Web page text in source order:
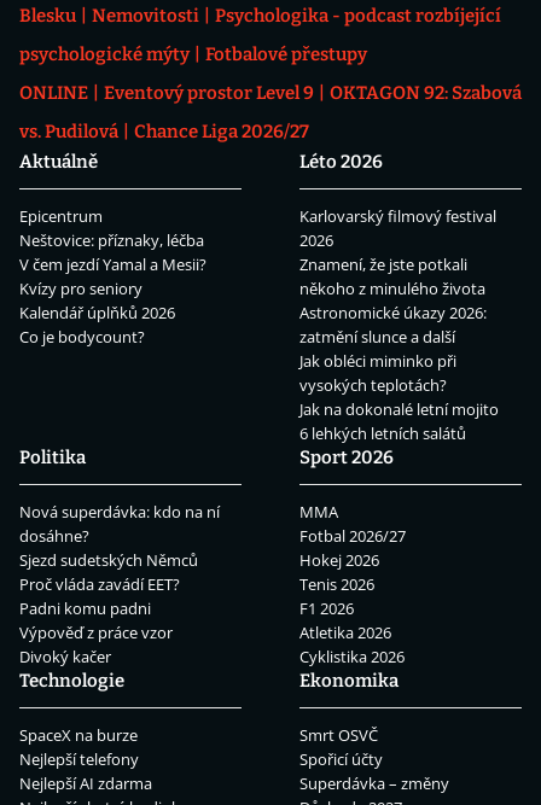
Blesku
Nemovitosti
Psychologika - podcast rozbíjející
psychologické mýty
Fotbalové přestupy
ONLINE
Eventový prostor Level 9
OKTAGON 92: Szabová
vs. Pudilová
Chance Liga 2026/27
Aktuálně
Epicentrum
Neštovice: příznaky, léčba
V čem jezdí Yamal a Mesii?
Kvízy pro seniory
Kalendář úplňků 2026
Co je bodycount?
Léto 2026
Karlovarský filmový festival
2026
Znamení, že jste potkali
někoho z minulého života
Astronomické úkazy 2026:
zatmění slunce a další
Jak obléci miminko při
vysokých teplotách?
Jak na dokonalé letní mojito
6 lehkých letních salátů
Politika
Nová superdávka: kdo na ní
dosáhne?
Sjezd sudetských Němců
Proč vláda zavádí EET?
Padni komu padni
Výpověď z práce vzor
Divoký kačer
Sport 2026
MMA
Fotbal 2026/27
Hokej 2026
Tenis 2026
F1 2026
Atletika 2026
Cyklistika 2026
Technologie
SpaceX na burze
Nejlepší telefony
Nejlepší AI zdarma
Ekonomika
Smrt OSVČ
Spořicí účty
Superdávka – změny